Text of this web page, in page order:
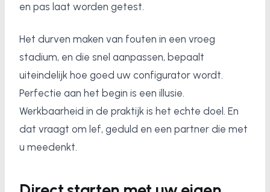
en pas laat worden getest.
Het durven maken van fouten in een vroeg
stadium, en die snel aanpassen, bepaalt
uiteindelijk hoe goed uw configurator wordt.
Perfectie aan het begin is een illusie.
Werkbaarheid in de praktijk is het echte doel. En
dat vraagt om lef, geduld en een partner die met
u meedenkt.